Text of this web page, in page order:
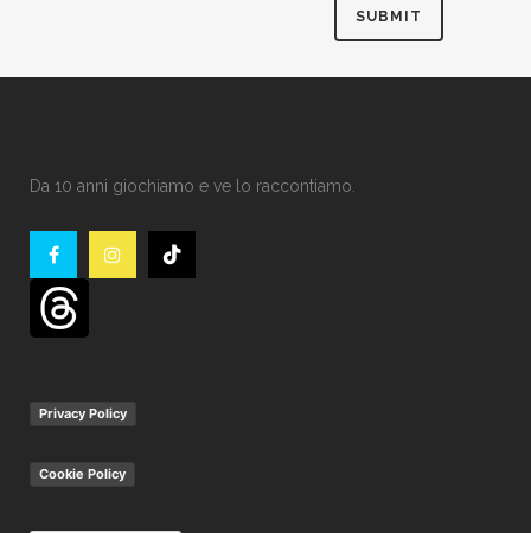
Da 10 anni giochiamo e ve lo raccontiamo.
Privacy Policy
Cookie Policy